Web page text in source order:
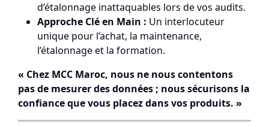
d’étalonnage inattaquables lors de vos audits.
Approche Clé en Main : Un interlocuteur
unique pour l’achat, la maintenance,
l’étalonnage et la formation.
« Chez MCC Maroc, nous ne nous contentons
pas de mesurer des données ; nous sécurisons la
confiance que vous placez dans vos produits. »